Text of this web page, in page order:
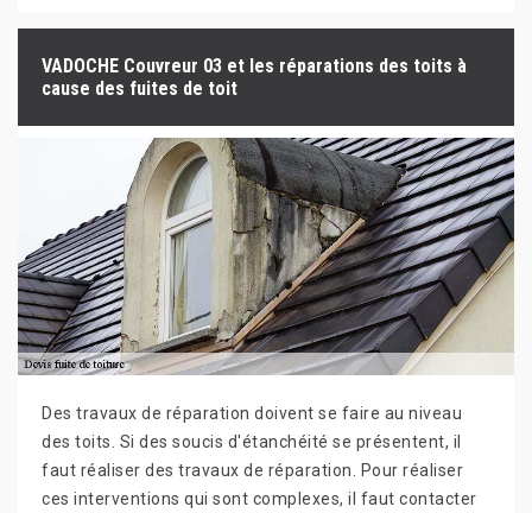
VADOCHE Couvreur 03 et les réparations des toits à
cause des fuites de toit
Des travaux de réparation doivent se faire au niveau
des toits. Si des soucis d'étanchéité se présentent, il
faut réaliser des travaux de réparation. Pour réaliser
ces interventions qui sont complexes, il faut contacter